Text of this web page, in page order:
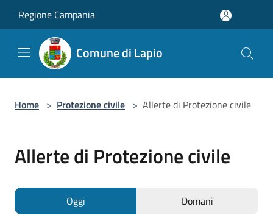
Regione Campania
Comune di Lapio
Home > Protezione civile > Allerte di Protezione civile
Allerte di Protezione civile
Oggi Domani